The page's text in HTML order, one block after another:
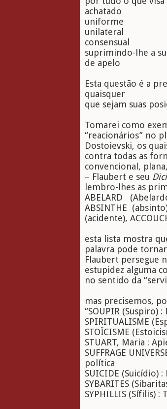
achatado
uniforme
unilateral
consensual
suprimindo-lhe a
de apelo
Esta questão é a
quaisquer
que sejam suas
Tomarei como
“reacionários” no
Dostoievski, os
contra todas as
convencional,
– Flaubert e seu
lembro-lhes as
ABELARD
ABSINTHE
(acidente),
esta lista mostra
palavra pode
Flaubert persegue
estupidez alguma
no sentido da
mas precisemos,
“SOUPIR (Suspiro)
SPIRITUALISME
STOÏCISME
STUART, Maria :
SUFFRAGE
política
SUICIDE (Suicídio)
SYBARITES
SYPHILLIS (Sífilis)